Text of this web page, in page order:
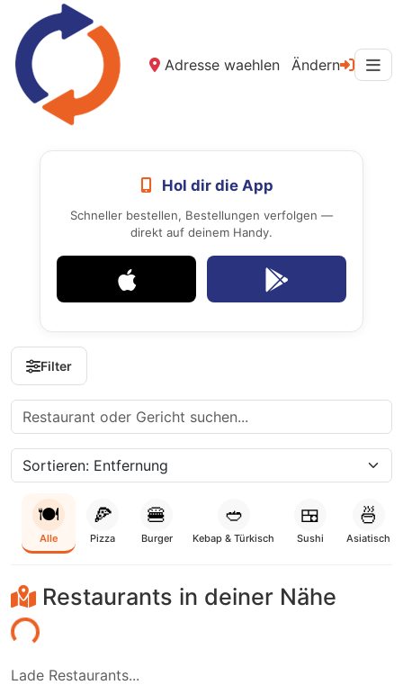
Adresse waehlen Ändern
Hol dir die App
Schneller bestellen, Bestellungen verfolgen —
direkt auf deinem Handy.
Filter
🍽️
Alle
🍕
Pizza
🍔
Burger
🥙
Kebap & Türkisch
🍱
Sushi
🍜
Asiatisch
Restaurants in deiner Nähe
Lade Restaurants...